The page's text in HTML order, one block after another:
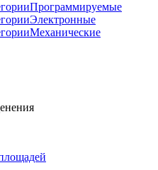
Программируемые
Электронные
Механические